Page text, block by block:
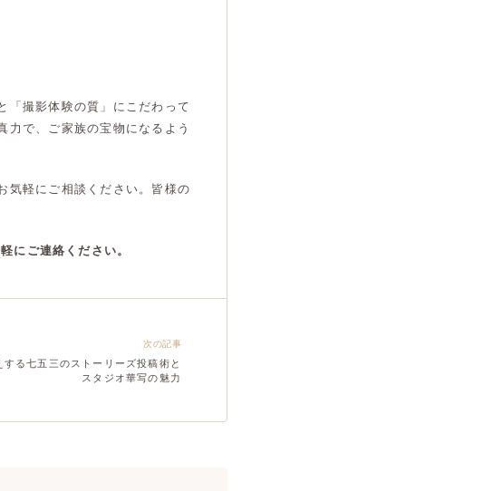
「撮影体験の質」にこだわって
力で、ご家族の宝物になるよう
気軽にご相談ください。皆様の
にご連絡ください。
次の記事
する七五三のストーリーズ投稿術と
スタジオ華写の魅力